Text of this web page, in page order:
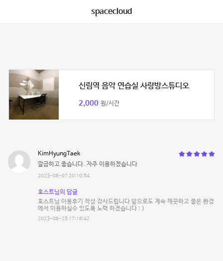
spacecloud
신림역 음악 연습실 사랑방스튜디오
2,000 원/시간
KimHyungTaek
깔금하고 좋습니다. 자주 이용하겠습니다
2023-08-07 20:10:54
호스트님의 답글
호스트님 이용후기 작성 감사드립니다 앞으로도 계속 깨끗하고 좋은 환경
에서 이용하실수 있도록 노력 하겠습니다 : )
2023-08-25 17:16:42